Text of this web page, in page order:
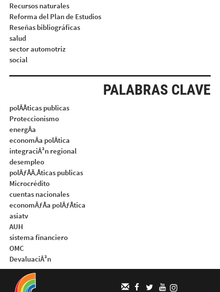
Recursos naturales
Reforma del Plan de Estudios
Reseñas bibliográficas
salud
sector automotriz
social
PALABRAS CLAVE
polÃÂticas publicas
Proteccionismo
energÃa
economÃa polÃtica
integraciÃ³n regional
desempleo
polÃƒÂÃ‚Âticas publicas
Microcrédito
cuentas nacionales
economÃƒÂa polÃƒÂtica
asiatv
AUH
sistema financiero
OMC
DevaluaciÃ³n